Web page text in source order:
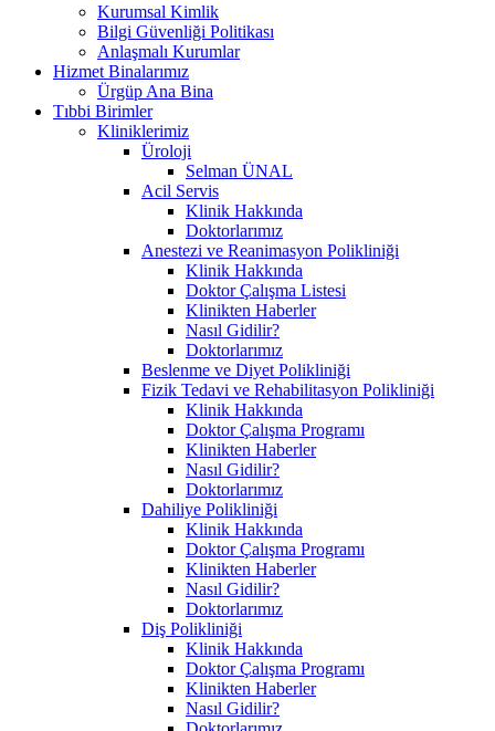
Kurumsal Kimlik
Bilgi Güvenliği Politikası
Anlaşmalı Kurumlar
Hizmet Binalarımız
Ürgüp Ana Bina
Tıbbi Birimler
Kliniklerimiz
Üroloji
Selman ÜNAL
Acil Servis
Klinik Hakkında
Doktorlarımız
Anestezi ve Reanimasyon Polikliniği
Klinik Hakkında
Doktor Çalışma Listesi
Klinikten Haberler
Nasıl Gidilir?
Doktorlarımız
Beslenme ve Diyet Polikliniği
Fizik Tedavi ve Rehabilitasyon Polikliniği
Klinik Hakkında
Doktor Çalışma Programı
Klinikten Haberler
Nasıl Gidilir?
Doktorlarımız
Dahiliye Polikliniği
Klinik Hakkında
Doktor Çalışma Programı
Klinikten Haberler
Nasıl Gidilir?
Doktorlarımız
Diş Polikliniği
Klinik Hakkında
Doktor Çalışma Programı
Klinikten Haberler
Nasıl Gidilir?